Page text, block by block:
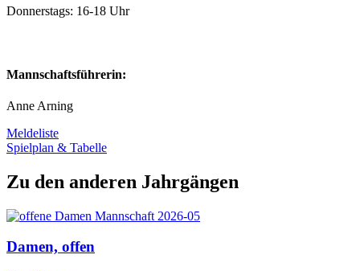
Donnerstags: 16-18 Uhr
Mannschaftsführerin:
Anne Arning
Meldeliste
Spielplan & Tabelle
Zu den anderen Jahrgängen
Damen, offen